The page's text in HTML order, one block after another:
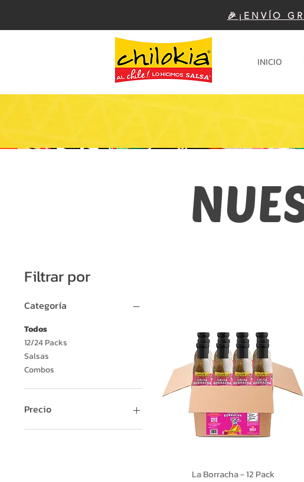
🎉¡ENVÍO
INICIO
Filtrar por
Categoría
Todos
12/24 Packs
Salsas
Combos
Precio
La Borracha - 12 Pack